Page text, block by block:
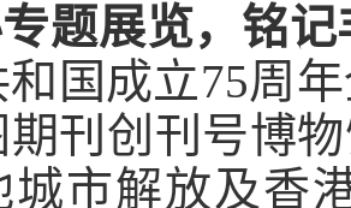
题展览，铭
和国成立75周
期刊创刊号博
城市解放及香